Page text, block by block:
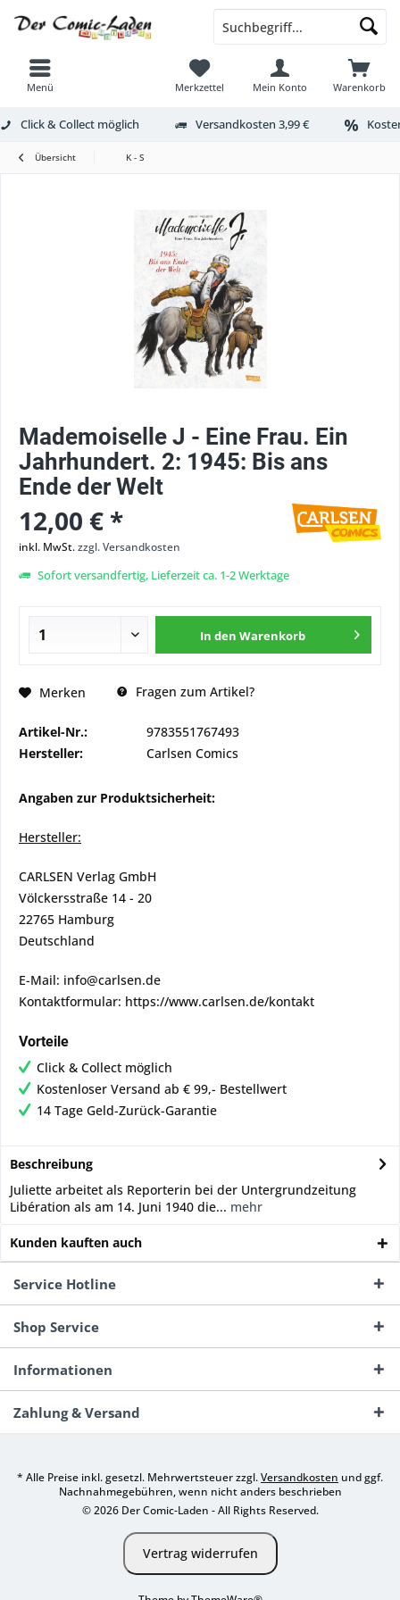
Menü Warenkorb
Merkzettel Mein Konto
Click & Collect möglich Versandkosten 3,99 €
Übersicht K - S
Mademoiselle J - Eine Frau. Ein
Jahrhundert. 2: 1945: Bis ans
Ende der Welt
12,00 € *
inkl. MwSt.zzgl. Versandkosten
Sofort versandfertig, Lieferzeit ca. 1-2 Werktage
In den Warenkorb
Merken Fragen zum Artikel?
Artikel-Nr.:
9783551767493
Hersteller:
Carlsen Comics
Angaben zur Produktsicherheit:
Hersteller:
CARLSEN Verlag GmbH
Völckersstraße 14 - 20
22765 Hamburg
Deutschland
E-Mail: info@carlsen.de
Kontaktformular: https://www.carlsen.de/kontakt
Vorteile
Click & Collect möglich
Kostenloser Versand ab € 99,- Bestellwert
14 Tage Geld-Zurück-Garantie
Beschreibung
Juliette arbeitet als Reporterin bei der Untergrundzeitung
Libération als am 14. Juni 1940 die... mehr
Kunden kauften auch
Service Hotline
Shop Service
Informationen
Zahlung & Versand
* Alle Preise inkl. gesetzl. Mehrwertsteuer zzgl.Versandkosten und ggf.
Nachnahmegebühren, wenn nicht anders beschrieben
© 2026 Der Comic-Laden - All Rights Reserved.
Vertrag widerrufen